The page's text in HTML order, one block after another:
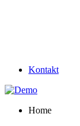
Kontakt
Home